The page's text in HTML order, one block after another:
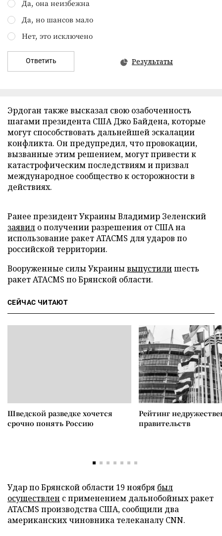
Да, она неизбежна
Да, но шансов мало
Нет, это исключено
Ответить Результаты
Эрдоган также высказал свою озабоченность
шагами президента США Джо Байдена, которые
могут способствовать дальнейшей эскалации
конфликта. Он предупредил, что провокации,
вызванные этим решением, могут привести к
катастрофическим последствиям и призвал
международное сообщество к осторожности в
действиях.
Ранее президент Украины Владимир Зеленский
заявил о получении разрешения от США на
использование ракет ATACMS для ударов по
российской территории.
Вооруженные силы Украинывыпустилишесть
ракет ATACMS по Брянской области.
СЕЙЧАС ЧИТАЮТ
Шведской разведке хочется
срочно понять Россию
Рейтинг
правительств
Удар по Брянской области 19 ноября был
осуществлен с применением дальнобойных ракет
ATACMS производства США, сообщили два
американских чиновника телеканалу CNN.